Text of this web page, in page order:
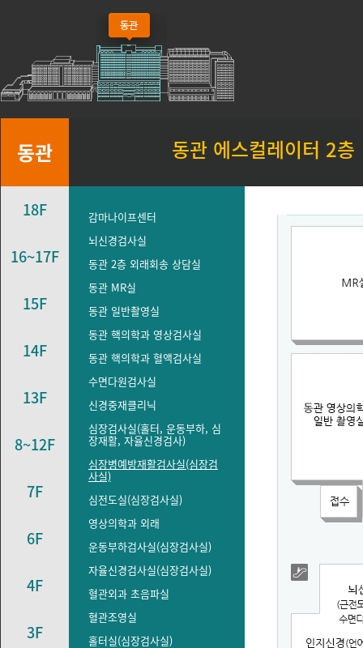
동관 동관 에스컬레이터 2층
18F
16~17F
15F
14F
13F
8~12F
7F
6F
4F
3F
감마나이프센터
뇌신경검사실
동관 2층 외래회송 상담실
동관 MR실
동관 일반촬영실
동관 핵의학과 영상검사실
동관 핵의학과 혈액검사실
수면다원검사실
신경중재클리닉
심장검사실(홀터, 운동부하, 심
장재활, 자율신경검사)
심장병예방재활검사실(심장검
사실)
심전도실(심장검사실)
영상의학과 외래
운동부하검사실(심장검사실)
자율신경검사실(심장검사실)
혈관외과 초음파실
혈관조영실
홀터실(심장검사실)